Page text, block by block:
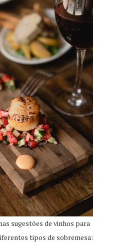
sugestões de vinhos para
tipos de sobremesa: